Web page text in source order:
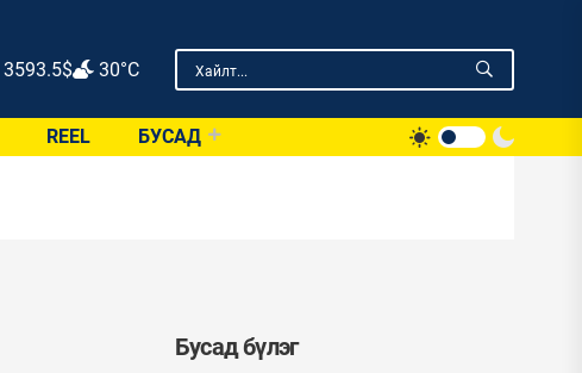
3593.5$ 30°C
REEL БУСАД
Бусад бүлэг